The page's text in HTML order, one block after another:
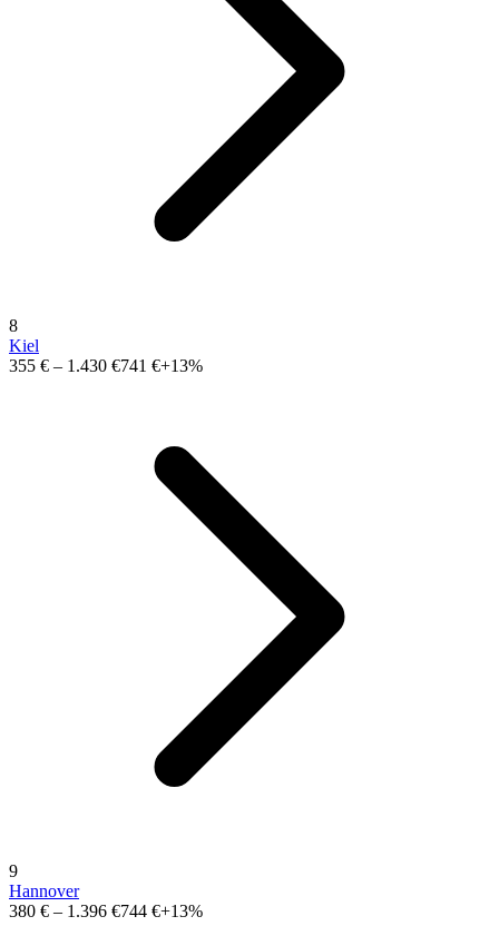
8
Kiel
355 € – 1.430 €741 €+13%
9
Hannover
380 € – 1.396 €744 €+13%